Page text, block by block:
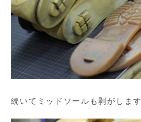
続いてミッドソールも剥がします